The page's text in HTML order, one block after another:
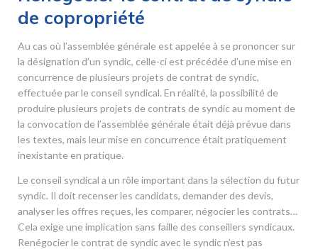
de copropriété
Au cas où l’assemblée générale est appelée à se prononcer sur
la désignation d’un syndic, celle-ci est précédée d’une mise en
concurrence de plusieurs projets de contrat de syndic,
effectuée par le conseil syndical. En réalité, la possibilité de
produire plusieurs projets de contrats de syndic au moment de
la convocation de l’assemblée générale était déjà prévue dans
les textes, mais leur mise en concurrence était pratiquement
inexistante en pratique.
Le conseil syndical a un rôle important dans la sélection du futur
syndic. Il doit recenser les candidats, demander des devis,
analyser les offres reçues, les comparer, négocier les contrats…
Cela exige une implication sans faille des conseillers syndicaux.
Renégocier le contrat de syndic avec le syndic n’est pas